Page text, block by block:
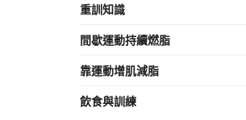
重訓知識
間歇運動持續燃脂
靠運動增肌減脂
飲食與訓練